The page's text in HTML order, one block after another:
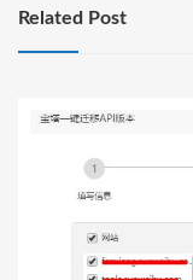
Related Post